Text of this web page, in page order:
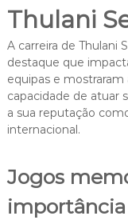
Thulani
A carreira de Thulani
destaque que
equipas e mostraram
capacidade de atuar
a sua reputação
internacional.
Jogos
importância